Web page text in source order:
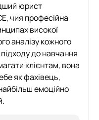
юрист
чия професійна
високої
аналізу кожного
до навчання
клієнтам, вона
як фахівець,
емоційно